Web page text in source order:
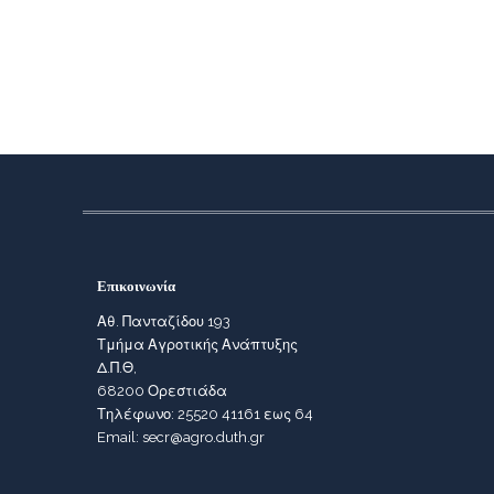
Επικοινωνία
Αθ. Πανταζίδου 193
Τμήμα Αγροτικής Ανάπτυξης
Δ.Π.Θ,
68200 Ορεστιάδα
Τηλέφωνο: 25520 41161 εως 64
Email: secr@agro.duth.gr